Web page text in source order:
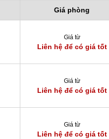
Giá phòng
Giá từ
Liên hệ để có giá tốt
Giá từ
Liên hệ để có giá tốt
Giá từ
Liên hệ để có giá tốt